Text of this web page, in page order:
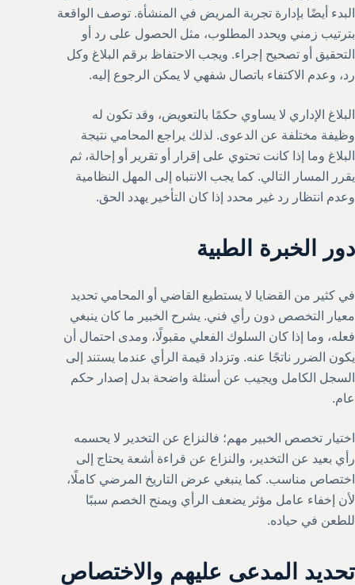
البدء أيضًا بإدارة تجربة المريض في المنشأة. توصف الواقعة
بترتيب زمني ويحدد المطلوب، مثل الحصول على رد أو
التحقيق أو تصحيح إجراء. ويجب الاحتفاظ برقم البلاغ وكل
رد، وعدم الاكتفاء باتصال شفهي لا يمكن الرجوع إليه.
البلاغ الإداري لا يساوي حكمًا بالتعويض، وقد تكون له
وظيفة مختلفة عن الدعوى. لذلك يراجع المحامي نتيجة
البلاغ وما إذا كانت تحتوي على إقرار أو تقرير أو إحالة، ثم
يقرر المسار التالي. كما يجب الانتباه إلى المهل النظامية
وعدم انتظار رد غير محدد إذا كان التأخير يهدد الحق.
دور الخبرة الطبية
في كثير من القضايا لا يستطيع القاضي أو المحامي تحديد
معيار التخصص دون رأي فني. يشرح الخبير ما كان ينبغي
فعله، وما إذا كان السلوك الفعلي مقبولًا، ومدى احتمال أن
يكون الضرر ناتجًا عنه. وتزداد قيمة الرأي عندما يستند إلى
السجل الكامل ويجيب عن أسئلة واضحة بدل إصدار حكم
عام.
اختيار تخصص الخبير مهم؛ فالنزاع عن التخدير لا يحسمه
رأي بعيد عن التخدير، والنزاع عن قراءة أشعة يحتاج إلى
اختصاص مناسب. كما ينبغي عرض التاريخ المرضي كاملًا،
لأن إخفاء عامل مؤثر يضعف الرأي ويمنح الخصم سببًا
للطعن في حياده.
تحديد المدعى عليهم والاختصاص